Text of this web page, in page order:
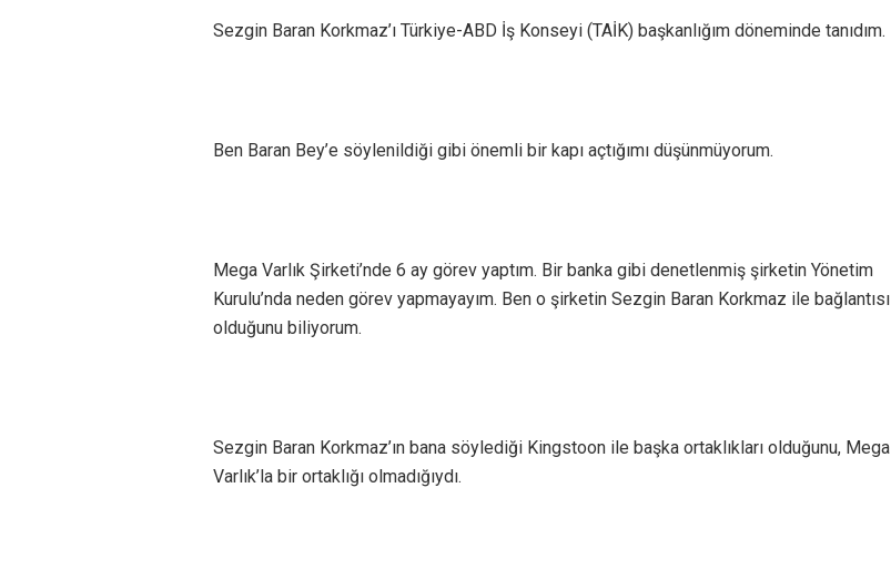
Sezgin Baran Korkmaz’ı Türkiye-ABD İş Konseyi (TAİK) başkanlığım döneminde tanıdım.
Ben Baran Bey’e söylenildiği gibi önemli bir kapı açtığımı düşünmüyorum.
Mega Varlık Şirketi’nde 6 ay görev yaptım. Bir banka gibi denetlenmiş şirketin Yönetim
Kurulu’nda neden görev yapmayayım. Ben o şirketin Sezgin Baran Korkmaz ile bağlantısı
olduğunu biliyorum.
Sezgin Baran Korkmaz’ın bana söylediği Kingstoon ile başka ortaklıkları olduğunu, Mega
Varlık’la bir ortaklığı olmadığıydı.